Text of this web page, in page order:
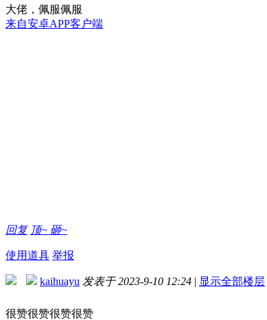
大佬，佩服佩服
来自安卓APP客户端
回复 顶~ 砸~
使用道具 举报
kaihuayu 发表于 2023-9-10 12:24 | 显示全部楼层
很赞很赞很赞很赞